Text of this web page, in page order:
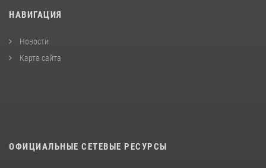
НАВИГАЦИЯ
Новости
Карта сайта
ОФИЦИАЛЬНЫЕ СЕТЕВЫЕ РЕСУРСЫ